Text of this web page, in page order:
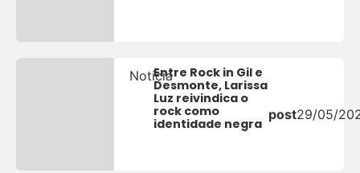
NotíciaEntre Rock in Gil e
Desmonte, Larissa
Luz reivindica o
rock como
identidade negra
post29/05/